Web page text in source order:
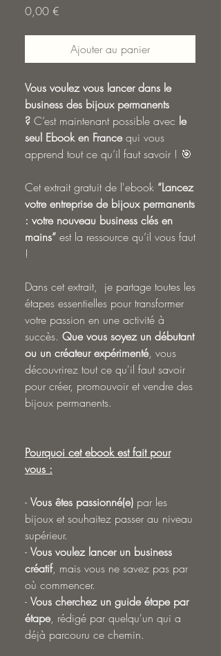
0,00 €
Ajouter au panier
Vous voulez vous lancer dans le
business des bijoux permanents
? C’est maintenant possible avec le
seul Ebook en Francequi vous
apprend tout ce qu’il faut savoir ! 🎯
Cet extrait gratuit de l'ebook “Lancez
votre entreprise de bijoux permanents
: votre nouveau business clés en
mains” est la ressource qu’il vous faut
!
Dans cetextrait, je partage toutes les
étapes essentielles pour transformer
votre passion en une activité à
succès. Que vous soyez un débutant
ou un créateur expérimenté, vous
découvrirez tout ce qu'il faut savoir
pour créer, promouvoir et vendre des
bijoux permanents.
Pourquoi cet ebook est fait pour
vous :
- Vous êtes passionné(e) par les
bijoux et souhaitez passer au niveau
supérieur.
- Vous voulez lancer un business
créatif, mais vous ne savez pas par
où commencer.
- Vous cherchez un guide étape par
étape, rédigé par quelqu'un qui a
déjà parcouru ce chemin.